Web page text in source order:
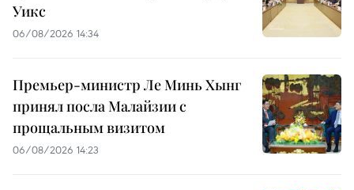
Уикс
06/08/2026 14:34
Премьер-министр Ле Минь Хынг
принял посла Малайзии с
прощальным визитом
06/08/2026 14:23